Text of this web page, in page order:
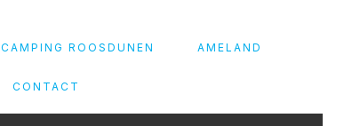
CAMPING ROOSDUNEN AMELAND
CONTACT